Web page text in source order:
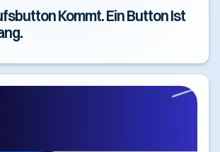
Kommt. Ein Button Ist